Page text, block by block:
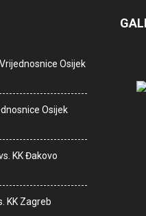
Osijek
Osijek
KK Đakovo
KK Zagreb